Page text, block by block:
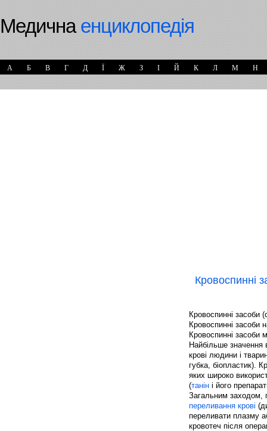
Медичнаенциклопедія
А Б В Г Д Ї Ж З І Й К Л М Н
Кровоспинні
Кровоспинні засоби
Кровоспинні засоби
Кровоспинні засоби
Найбільше значення
крові людини і
губка, біопластик).
яких широко
(танін і його
Загальним заходом,
переливання крові
переливати плазму
кровотеч після